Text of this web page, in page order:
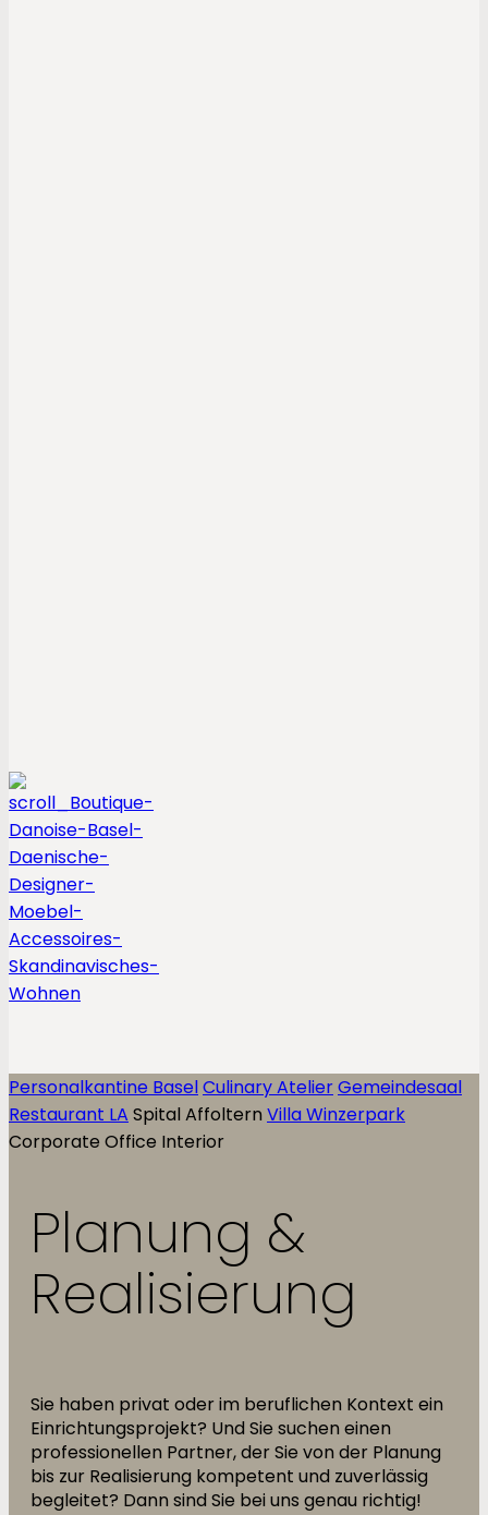
Personalkantine BaselCulinary AtelierGemeindesaal
Restaurant LA Spital AffolternVilla Winzerpark
Corporate Office Interior
Planung &
Realisierung
Sie haben privat oder im beruflichen Kontext ein
Einrichtungsprojekt? Und Sie suchen einen
professionellen Partner, der Sie von der Planung
bis zur Realisierung kompetent und zuverlässig
begleitet? Dann sind Sie bei uns genau richtig!